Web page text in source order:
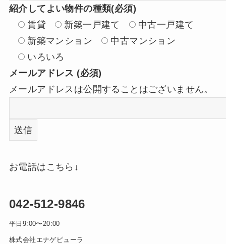
紹介してよい物件の種類(必須)
賃貸
新築一戸建て
中古一戸建て
新築マンション
中古マンション
いろいろ
メールアドレス (必須)
メールアドレスは公開することはございません。
お電話はこちら↓
042-512-9846
平日9:00〜20:00
株式会社エナゲピューラ